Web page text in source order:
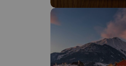
Es sieht so